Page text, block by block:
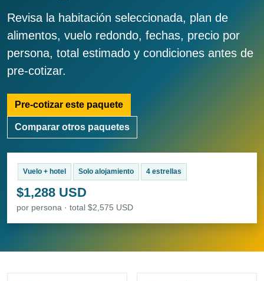
Revisa la habitación seleccionada, plan de
alimentos, vuelo redondo, fechas, precio por
persona, total estimado y condiciones antes de
pre-cotizar.
Pre-cotizar este paquete
Comparar otros paquetes
Vuelo + hotel Solo alojamiento 4 estrellas
$1,288 USD
por persona · total $2,575 USD